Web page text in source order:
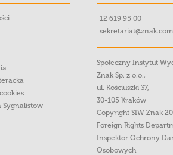
Sygnalistow
12 619 95 00
Społeczny Instytut
Znak Sp. z o.o.,
ul. Kościuszki 37,
30-105 Kraków
Copyright SIW Znak
Foreign Rights
Inspektor Ochrony
Osobowych